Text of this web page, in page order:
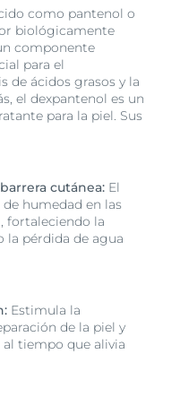
como pantenol o
biológicamente
componente
para el
de ácidos grasos y la
el dexpantenol es un
para la piel. Sus
cutánea: El
humedad en las
fortaleciendo la
la pérdida de agua
Estimula la
de la piel y
tiempo que alivia